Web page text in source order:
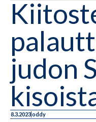
judon
8.3.2023oddy